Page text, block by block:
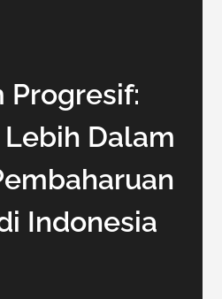
Progresif:
Dalam
Indonesia